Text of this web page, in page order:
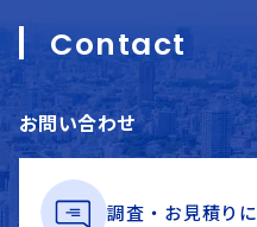
Contact
お問い合わせ
調査・お見積りに